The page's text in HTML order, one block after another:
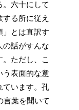
。六十にして
る所に従え
」とは直訳す
の話がすんな
ただし、こ
う表面的な意
ています。孔
言葉を聞いて